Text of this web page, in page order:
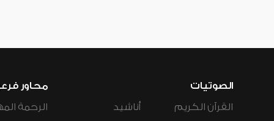
الصوتيات
القرآن الكريم
أناشيد
محاور
الرحمة